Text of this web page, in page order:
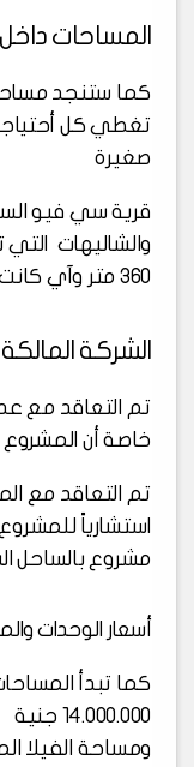
المساحات داخل
كما ستنجد
تغطي كل
صغيرة
قرية سي فيو
360 متر وآي كانت آحتياجاتك فستجد داخل القرية
الشركة
تم التعاقد مع
خاصة أن المشروع
تم التعاقد مع
مشروع بالساحل
أسعار الوحدات
14.000.000 جنية